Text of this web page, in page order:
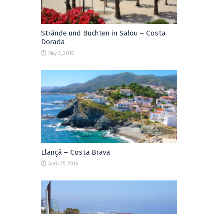
Strände und Buchten in Salou – Costa
Dorada
May 3, 2016
Llançà – Costa Brava
April 25, 2016